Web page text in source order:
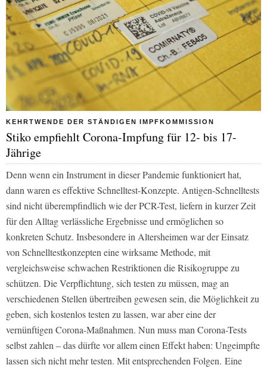
KEHRTWENDE DER STÄNDIGEN IMPFKOMMISSION
Stiko empfiehlt Corona-Impfung für 12- bis 17-
Jährige
Denn wenn ein Instrument in dieser Pandemie funktioniert hat,
dann waren es effektive Schnelltest-Konzepte. Antigen-Schnelltests
sind nicht überempfindlich wie der PCR-Test, liefern in kurzer Zeit
für den Alltag verlässliche Ergebnisse und ermöglichen so
konkreten Schutz. Insbesondere in Altersheimen war der Einsatz
von Schnelltestkonzepten eine wirksame Methode, mit
vergleichsweise schwachen Restriktionen die Risikogruppe zu
schützen. Die Verpflichtung, sich testen zu müssen, mag an
verschiedenen Stellen übertreiben gewesen sein, die Möglichkeit zu
geben, sich kostenlos testen zu lassen, war aber eine der
vernünftigen Corona-Maßnahmen. Nun muss man Corona-Tests
selbst zahlen – das dürfte vor allem einen Effekt haben: Ungeimpfte
lassen sich nicht mehr testen. Mit entsprechenden Folgen. Eine